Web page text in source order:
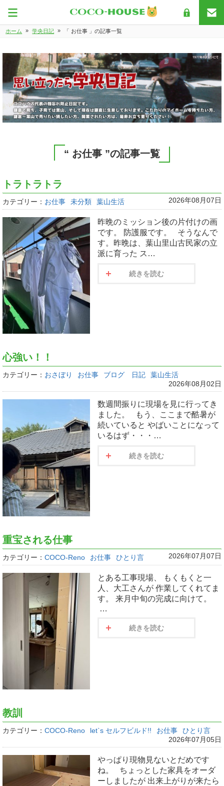
ホーム » 学央日記 » 「 お仕事 」の記事一覧
“ お仕事 ”の記事一覧
トラトラトラ
カテゴリー： お仕事 未分類 葉山生活 2026年08月07日
昨晩のミッション後の片付けの画
です。 防護服です。 そうなんで
す。昨晩は、葉山里山古民家の立
派に育った ス…
続きを読む
心強い！！
カテゴリー： おさぼり お仕事 ブログ 日記
葉山生活
2026年08月02日
数週間振りに現場を見に行ってき
ました。 もう、ここまで酷暑が
続いていると やばいことになって
いるはず・・・…
続きを読む
重宝される仕事
カテゴリー： COCO-Reno お仕事 ひとり言 2026年07月07日
とある工事現場、 もくもくと一
人、大工さんが 作業してくれてま
す。 来月中旬の完成に向けて。
…
続きを読む
教訓
カテゴリー： COCO-Reno let`s セルフビルド!! お仕事
ひとり言
2026年07月05日
やっぱり現物見ないとだめです
ね。 ちょっとした家具をオーダ
ーしましたが 出来上がりが来たら